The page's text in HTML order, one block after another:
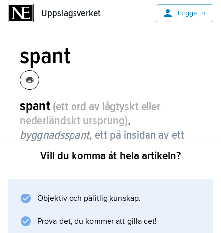
Uppslagsverket Logga in
spant
spant (ett ord av lågtyskt eller
nederländskt ursprung),
byggnadsspant, ett på insidan av ett
fartygs eller en båts bordläggning
placerat styrkeförband.
denna form och styrka. I regel löper spanten
kölen och upp till däcket eller relingen. Se
Vill du komma åt hela artikeln?
Objektiv och pålitlig kunskap.
Prova det, du kommer att gilla det!